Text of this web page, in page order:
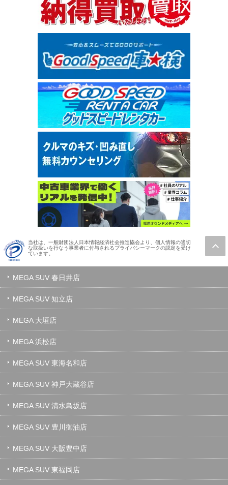
当社は、一般財団法人日本情報経済社会推進協会より、個人情報の適切
な取扱いを行なう事業者に付与されるプライバシーマークの認定を受け
ています。
MEGA SUV 春日井店
MEGA SUV 知立店
MEGA 大垣店
MEGA 浜松店
MEGA SUV 東海名和店
MEGA SUV 神戸大蔵谷店
MEGA SUV 清水鳥坂店
MEGA SUV 豊川御油店
MEGA SUV 大阪豊中店
MEGA SUV 東福岡店